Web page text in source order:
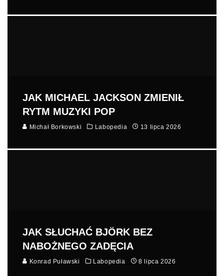
JAK MICHAEL JACKSON ZMIENIŁ
RYTM MUZYKI POP
Michał Borkowski Labopedia 13 lipca 2026
JAK SŁUCHAĆ BJÖRK BEZ
NABOŻNEGO ZADĘCIA
Konrad Puławski Labopedia 8 lipca 2026